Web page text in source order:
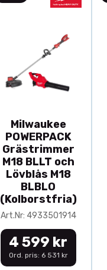
Milwaukee
POWERPACK
Grästrimmer
M18 BLLT och
Lövblås M18
BLBLO
(Kolborstfria)
Art.Nr: 4933501914
4 599 kr
Ord. pris: 6 531 kr